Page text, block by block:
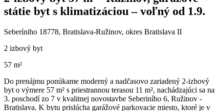
státie byt s klimatizáciou – voľný od 1.9.
Seberíniho 18778, Bratislava-Ružinov, okres Bratislava II
2 izbový byt
57 m²
Do prenájmu ponúkame moderný a nadčasovo zariadený 2-izbový
byt o výmere 57 m² s priestrannou terasou 11 m², nachádzajúci sa na
3. poschodí zo 7 v kvalitnej novostavbe Seberiního 6, Ružinov -
Bratislava. K bytu prislúcha garážové parkovacie miesto, ktoré je v